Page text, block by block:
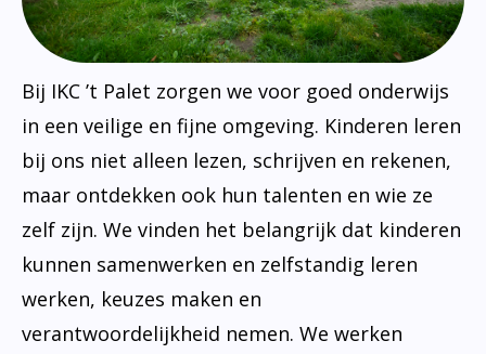
Bij IKC ’t Palet zorgen we voor goed onderwijs
in een veilige en fijne omgeving. Kinderen leren
bij ons niet alleen lezen, schrijven en rekenen,
maar ontdekken ook hun talenten en wie ze
zelf zijn. We vinden het belangrijk dat kinderen
kunnen samenwerken en zelfstandig leren
werken, keuzes maken en
verantwoordelijkheid nemen. We werken